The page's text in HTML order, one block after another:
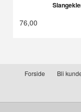
76,00
Forside Bli